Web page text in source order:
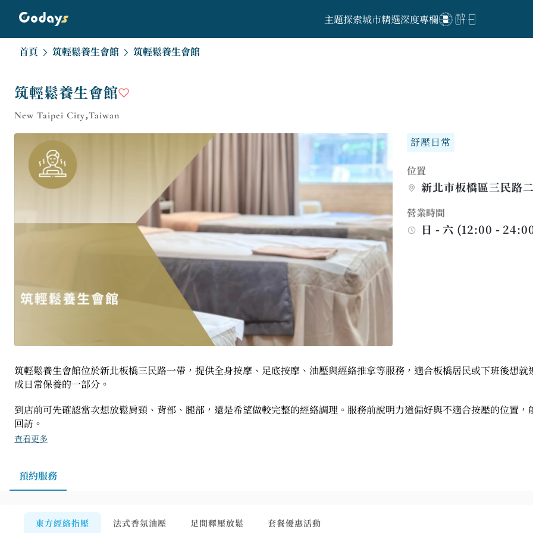
主題探索城市精選深度專欄
首頁 筑輕鬆養生會館 筑輕鬆養生會館
筑輕鬆養生會館
New Taipei City,Taiwan
舒壓日常
位置
新北市板橋區三民路
營業時間
日 - 六 (12:00 -
筑輕鬆養生會館位於新北板橋三民路一帶，提供全身按摩、足底按摩、油壓與經絡推拿等服務，適合板橋居民或下班後想
成日常保養的一部分。
到店前可先確認當次想放鬆肩頸、背部、腿部，還是希望做較完整的經絡調理。服務前說明力道偏好與不適合按壓的位置
回訪。
查看更多
預約服務
東方經絡指壓 法式香氛油壓 足間釋壓放鬆 套餐優惠活動